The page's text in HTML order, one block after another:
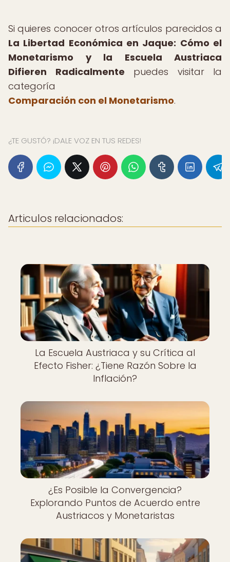
Si quieres conocer otros artículos parecidos a
La Libertad Económica en Jaque: Cómo el
Monetarismo y la Escuela Austriaca
Difieren Radicalmente puedes visitar la
categoría
Comparación con el Monetarismo.
¿TE GUSTÓ? ¡DALE VOZ EN TUS REDES!
Articulos relacionados:
La Escuela Austriaca y su Crítica al
Efecto Fisher: ¿Tiene Razón Sobre la
Inflación?
¿Es Posible la Convergencia?
Explorando Puntos de Acuerdo entre
Austriacos y Monetaristas